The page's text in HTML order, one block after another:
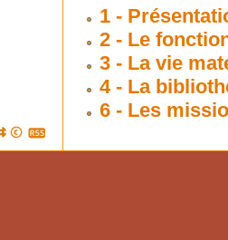
1 -
2 - Le
3 - La vie
4 - La
6 - Les